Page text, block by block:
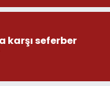
karşı seferber